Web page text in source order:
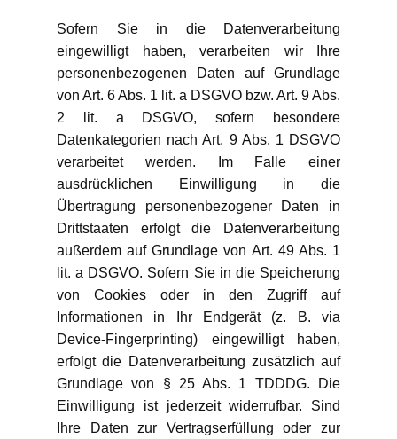
Sofern Sie in die Datenverarbeitung
eingewilligt haben, verarbeiten wir Ihre
personenbezogenen Daten auf Grundlage
von Art. 6 Abs. 1 lit. a DSGVO bzw. Art. 9 Abs.
2 lit. a DSGVO, sofern besondere
Datenkategorien nach Art. 9 Abs. 1 DSGVO
verarbeitet werden. Im Falle einer
ausdrücklichen Einwilligung in die
Übertragung personenbezogener Daten in
Drittstaaten erfolgt die Datenverarbeitung
außerdem auf Grundlage von Art. 49 Abs. 1
lit. a DSGVO. Sofern Sie in die Speicherung
von Cookies oder in den Zugriff auf
Informationen in Ihr Endgerät (z. B. via
Device-Fingerprinting) eingewilligt haben,
erfolgt die Datenverarbeitung zusätzlich auf
Grundlage von § 25 Abs. 1 TDDDG. Die
Einwilligung ist jederzeit widerrufbar. Sind
Ihre Daten zur Vertragserfüllung oder zur